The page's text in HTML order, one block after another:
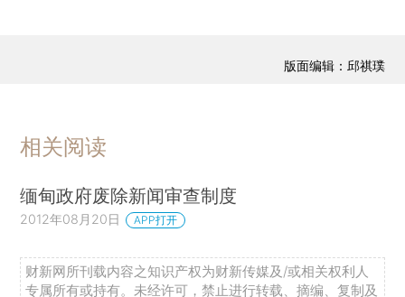
版面编辑：邱祺璞
相关阅读
缅甸政府废除新闻审查制度
2012年08月20日 APP打开
财新网所刊载内容之知识产权为财新传媒及/或相关权利人
专属所有或持有。未经许可，禁止进行转载、摘编、复制及